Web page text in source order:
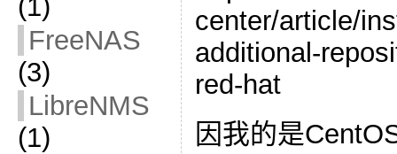
(1)
FreeNAS
(3)
LibreNMS
(1)
center/article/
additional-
red-hat
因我的是